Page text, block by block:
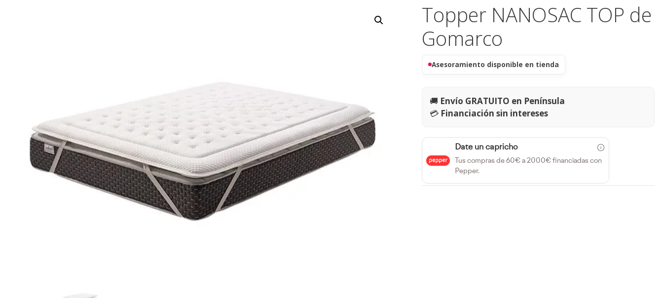
Topper NANOSAC TOP de
Gomarco
Asesoramiento disponible en tienda
🚚 Envío GRATUITO en Península
💳 Financiación sin intereses
Date un capricho
Tus compras de 60€ a 2000€ financiadas con
Pepper.